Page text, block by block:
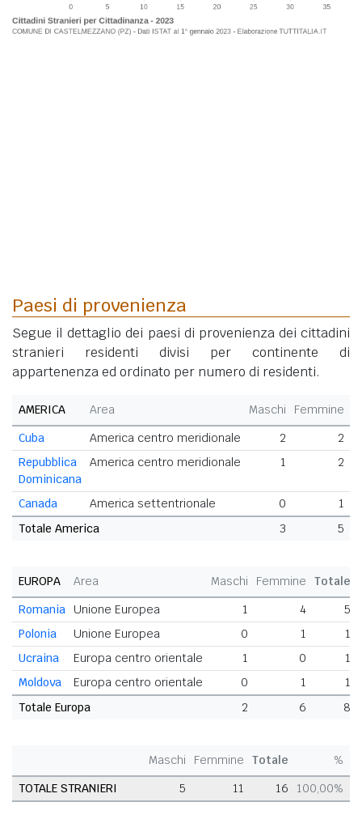
Paesi di provenienza
Segue il dettaglio dei paesi di provenienza dei cittadini
stranieri residenti divisi per continente di
appartenenza ed ordinato per numero di residenti.
AMERICA Area Maschi Femmine
Cuba
America centro meridionale 2
2
Repubblica
Dominicana
America centro meridionale 1 2
Canada America settentrionale 0
1
Totale America
3 5
EUROPA Area Maschi Femmine
Totale
Romania
Unione Europea 1 4
5
Polonia
Unione Europea 0 1
1
Ucraina
Europa centro orientale 1 0
1
Moldova
Europa centro orientale 0 1
1
Totale Europa
2 6 8
Maschi Femmine Totale
%
TOTALE STRANIERI
5 11 16 100,00%